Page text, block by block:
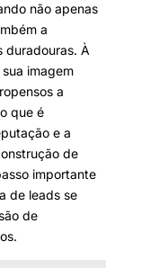
não apenas
a
duradouras. À
imagem
a
que é
e a
de
importante
de leads se
de